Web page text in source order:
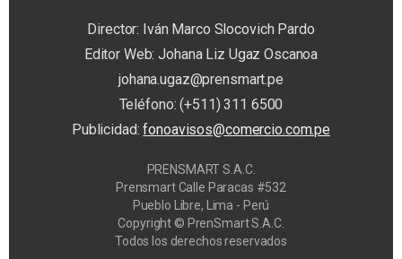
Director: Iván Marco Slocovich Pardo
Editor Web: Johana Liz Ugaz Oscanoa
johana.ugaz@prensmart.pe
Teléfono: (+511) 311 6500
Publicidad:fonoavisos@comercio.com.pe
PRENSMART S.A.C.
Prensmart Calle Paracas #532
Pueblo Libre, Lima - Perú
Copyright © PrenSmart S.A.C.
Todos los derechos reservados